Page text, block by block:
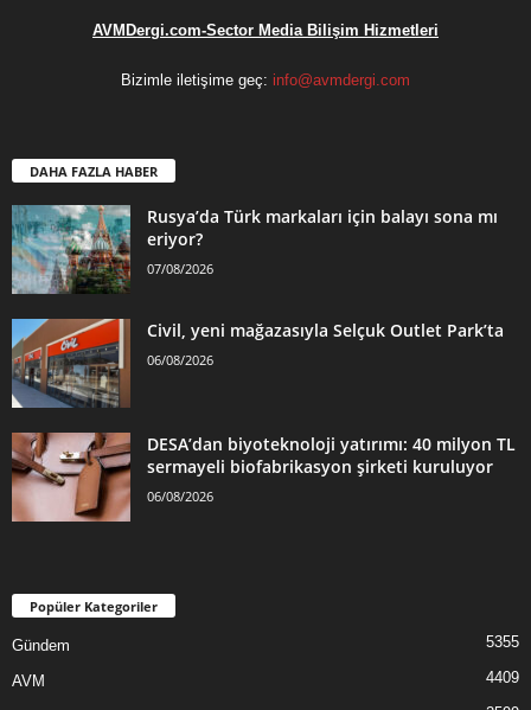
AVMDergi.com-Sector Media Bilişim Hizmetleri
Bizimle iletişime geç: info@avmdergi.com
DAHA FAZLA HABER
Rusya’da Türk markaları için balayı sona mı
eriyor?
07/08/2026
Civil, yeni mağazasıyla Selçuk Outlet Park’ta
06/08/2026
DESA’dan biyoteknoloji yatırımı: 40 milyon TL
sermayeli biofabrikasyon şirketi kuruluyor
06/08/2026
Popüler Kategoriler
Gündem 5355
AVM 4409